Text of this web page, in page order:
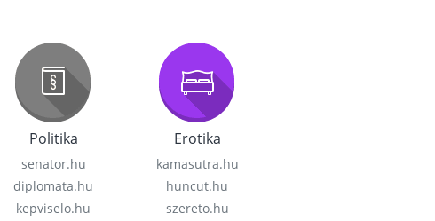
Politika
senator.hu
diplomata.hu
kepviselo.hu
Erotika
kamasutra.hu
huncut.hu
szereto.hu